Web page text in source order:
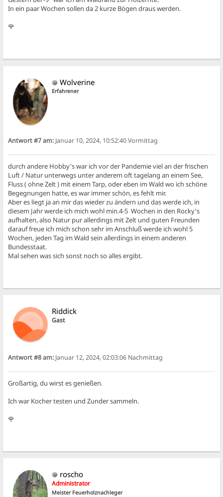
In ein paar Wochen sollen da 2 kurze Bögen draus werden.
🌹
Wolverine
Erfahrener
Antwort #7 am: Januar 10, 2024, 10:52:40 Vormittag
durch andere Hobby's war ich vor der Pandemie viel an der frischen
Luft / Natur unterwegs unter anderem oft tagelang an einem See,
Fluss ( ohne Zelt ) mit einem Tarp, oder eben im Wald wo ich schöne
Begegnungen hatte, es war immer schön, es fehlt mir.
Aber es liegt ja an mir das wieder zu ändern und das werde ich, in
diesem Jahr werde ich mich wohl min.4-5 Wochen in den Rocky's
aufhalten, also Natur pur allerdings mit Zelt und guten Freunden
darauf freue ich mich schon sehr im Anschluß werde ich wohl 5
Wochen, jeden Tag im Wald sein allerdings in einem anderen
Bundesstaat.
Mal sehen was sich sonst noch so alles ergibt.
Riddick
Gast
Antwort #8 am: Januar 12, 2024, 02:03:06 Nachmittag
Großartig, du wirst es genießen.
Ich war Kocher testen und Zunder sammeln.
🌹
roscho
Administrator
Meister Feuerholznachleger